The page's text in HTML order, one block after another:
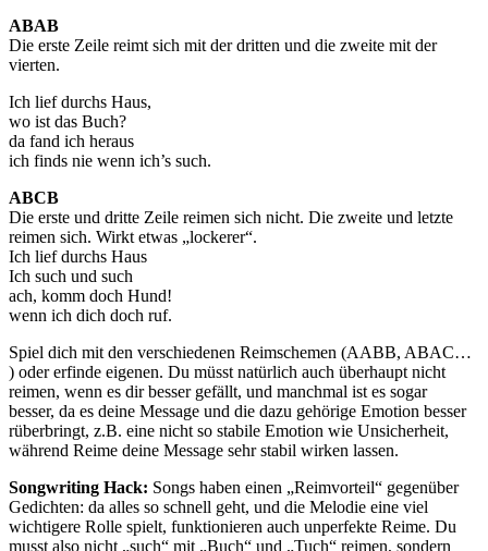
ABAB
Die erste Zeile reimt sich mit der dritten und die zweite mit der
vierten.
Ich lief durchs Haus,
wo ist das Buch?
da fand ich heraus
ich finds nie wenn ich’s such.
ABCB
Die erste und dritte Zeile reimen sich nicht. Die zweite und letzte
reimen sich. Wirkt etwas „lockerer“.
Ich lief durchs Haus
Ich such und such
ach, komm doch Hund!
wenn ich dich doch ruf.
Spiel dich mit den verschiedenen Reimschemen (AABB, ABAC…
) oder erfinde eigenen. Du müsst natürlich auch überhaupt nicht
reimen, wenn es dir besser gefällt, und manchmal ist es sogar
besser, da es deine Message und die dazu gehörige Emotion besser
rüberbringt, z.B. eine nicht so stabile Emotion wie Unsicherheit,
während Reime deine Message sehr stabil wirken lassen.
Songwriting Hack: Songs haben einen „Reimvorteil“ gegenüber
Gedichten: da alles so schnell geht, und die Melodie eine viel
wichtigere Rolle spielt, funktionieren auch unperfekte Reime. Du
musst also nicht „such“ mit „Buch“ und „Tuch“ reimen, sondern